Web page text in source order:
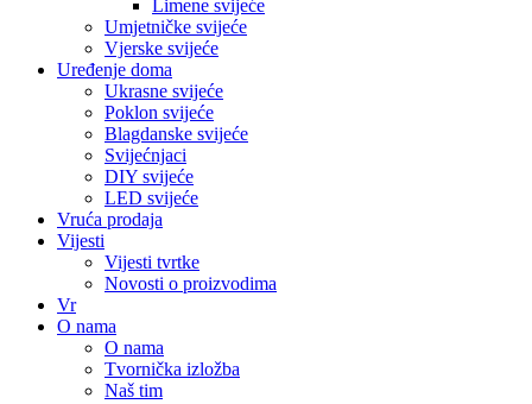
Limene svijeće
Umjetničke svijeće
Vjerske svijeće
Uređenje doma
Ukrasne svijeće
Poklon svijeće
Blagdanske svijeće
Svijećnjaci
DIY svijeće
LED svijeće
Vruća prodaja
Vijesti
Vijesti tvrtke
Novosti o proizvodima
Vr
O nama
O nama
Tvornička izložba
Naš tim